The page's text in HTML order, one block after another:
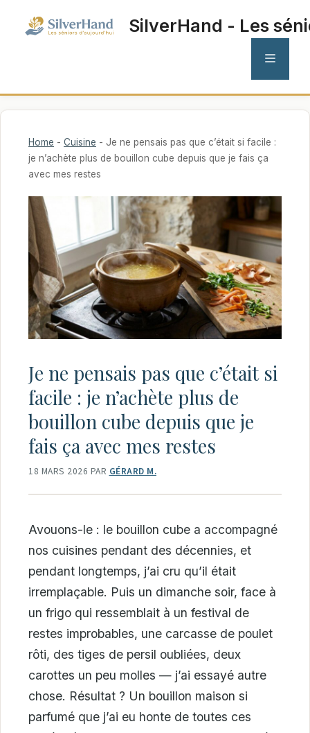
SilverHand - Les
MENU
Home - Cuisine - Je ne pensais pas que c’était si facile :
je n’achète plus de bouillon cube depuis que je fais ça
avec mes restes
Je ne pensais pas que c’était si
facile : je n’achète plus de
bouillon cube depuis que je
fais ça avec mes restes
18 MARS 2026 PAR GÉRARD M.
Avouons-le : le bouillon cube a accompagné
nos cuisines pendant des décennies, et
pendant longtemps, j’ai cru qu’il était
irremplaçable. Puis un dimanche soir, face à
un frigo qui ressemblait à un festival de
restes improbables, une carcasse de poulet
rôti, des tiges de persil oubliées, deux
carottes un peu molles — j’ai essayé autre
chose. Résultat ? Un bouillon maison si
parfumé que j’ai eu honte de toutes ces